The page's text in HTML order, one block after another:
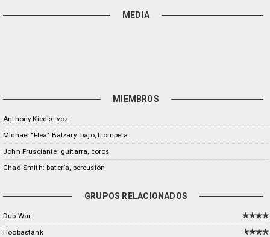
MEDIA
MIEMBROS
Anthony Kiedis: voz
Michael "Flea" Balzary: bajo, trompeta
John Frusciante: guitarra, coros
Chad Smith: batería, percusión
GRUPOS RELACIONADOS
Dub War
Hoobastank